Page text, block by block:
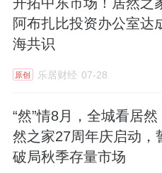
居然之家十里河店总经
裁王佳、居然之家副总
业务中心总经理刘凡迪
活动现场，举行了隆重
邀请艺人献唱，门店同
阿布扎比投资办公室达
海共识
原创 乐居财经 07-28
“然”情8月，全城看居然
然之家27周年庆启动，
破局秋季存量市场